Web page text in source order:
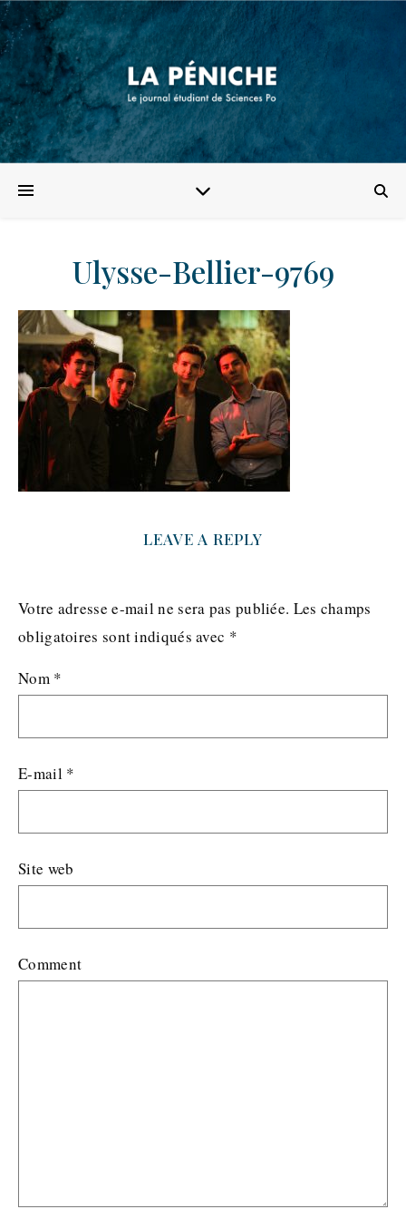
Ulysse-Bellier-9769
LEAVE A REPLY
Votre adresse e-mail ne sera pas publiée. Les champs
obligatoires sont indiqués avec *
Nom *
E-mail *
Site web
Comment